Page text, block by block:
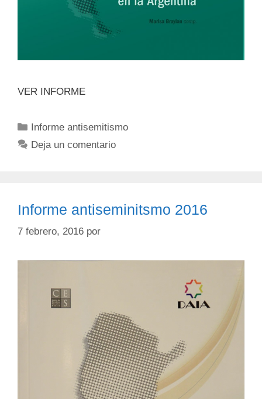
VER INFORME
Informe antisemitismo
Deja un comentario
Informe antiseminitsmo 2016
7 febrero, 2016 por